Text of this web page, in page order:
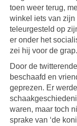
toen weer terug,
winkel iets van zijn
teleurgesteld op
er onder het
zei hij voor de grap.
Door de
beschaafd en
geprezen. Er
waren, maar toch
sprake van ‘de